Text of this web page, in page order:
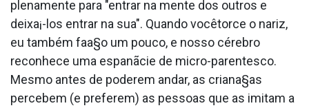
plenamente para "entrar na mente dos outros e
deixa¡-los entrar na sua". Quando vocêtorce o nariz,
eu também faa§o um pouco, e nosso cérebro
reconhece uma espanãcie de micro-parentesco.
Mesmo antes de poderem andar, as criana§as
percebem (e preferem) as pessoas que as imitam a